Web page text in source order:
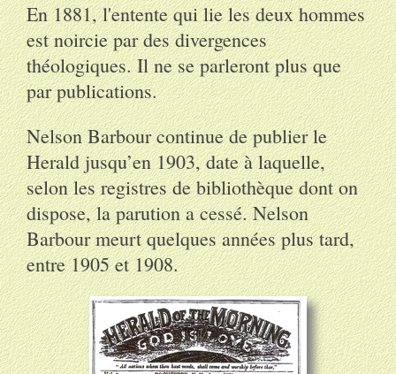
En 1881, l'entente qui lie les deux hommes
est noircie par des divergences
théologiques. Il ne se parleront plus que
par publications.
Nelson Barbour continue de publier le
Herald jusqu’en 1903, date à laquelle,
selon les registres de bibliothèque dont on
dispose, la parution a cessé. Nelson
Barbour meurt quelques années plus tard,
entre 1905 et 1908.